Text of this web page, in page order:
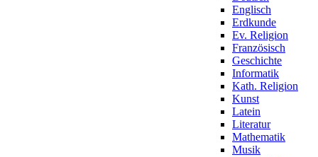
Englisch
Erdkunde
Ev. Religion
Französisch
Geschichte
Informatik
Kath. Religion
Kunst
Latein
Literatur
Mathematik
Musik